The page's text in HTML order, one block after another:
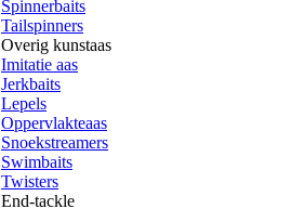
Spinnerbaits
Tailspinners
Overig kunstaas
Imitatie aas
Jerkbaits
Lepels
Oppervlakteaas
Snoekstreamers
Swimbaits
Twisters
End-tackle